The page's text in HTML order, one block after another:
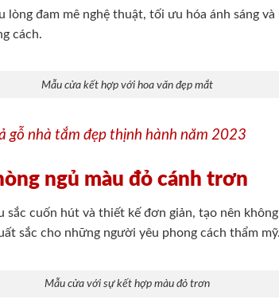
đam mê nghệ thuật, tối ưu hóa ánh sáng
cách.
Mẫu cửa kết hợp với hoa văn đẹp mắt
gỗ nhà tắm đẹp thịnh hành năm 2023
ngủ màu đỏ cánh trơn
sắc cuốn hút và thiết kế đơn giản, tạo nên
sắc cho những người yêu phong cách thẩm mỹ.
Mẫu cửa với sự kết hợp màu đỏ trơn